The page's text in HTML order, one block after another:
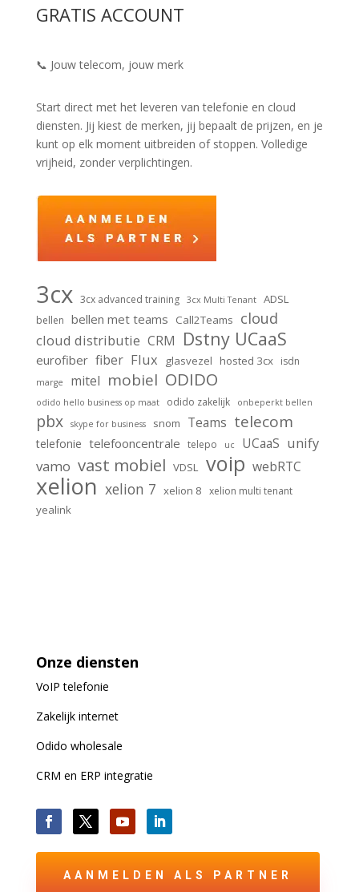
GRATIS ACCOUNT
📞 Jouw telecom, jouw merk
Start direct met het leveren van telefonie en cloud
diensten. Jij kiest de merken, jij bepaalt de prijzen, en je
kunt op elk moment uitbreiden of stoppen. Volledige
vrijheid, zonder verplichtingen.
3cx 3cx advanced training 3cx Multi Tenant ADSL
bellen bellen met teams Call2Teams cloud
cloud distributie CRM Dstny UCaaS
eurofiber fiber Flux glasvezel hosted 3cx isdn
marge mitel mobiel ODIDO
odido hello business op maat odido zakelijk onbeperkt bellen
pbx skype for business snom Teams telecom
telefonie telefooncentrale telepo uc UCaaS unify
vamo vast mobiel VDSL voip webRTC
xelion xelion 7 xelion 8 xelion multi tenant
yealink
Onze diensten
VoIPtelefonie
Zakelijk internet
Odido wholesale
CRM en ERP integratie
AANMELDEN ALS PARTNER